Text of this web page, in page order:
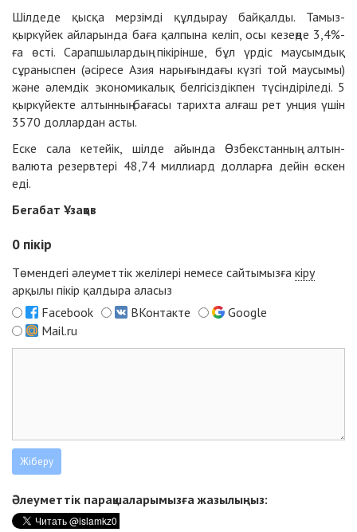
Шілдеде қысқа мерзімді құлдырау байқалды. Тамыз-
қыркүйек айларында баға қалпына келіп, осы кезеңде 3,4%-
ға өсті. Сарапшылардың пікірінше, бұл үрдіс маусымдық
сұраныспен (әсіресе Азия нарығындағы күзгі той маусымы)
және әлемдік экономикалық белгісіздікпен түсіндіріледі. 5
қыркүйекте алтынның бағасы тарихта алғаш рет унция үшін
3570 доллардан асты.
Еске сала кетейік, шілде айында Өзбекстанның алтын-
валюта резервтері 48,74 миллиард долларға дейін өскен
еді.
Бегабат Ұзақов
0 пікір
Төмендегі әлеуметтік желілері немесе сайтымызға кіру
арқылы пікір қалдыра аласыз
Facebook
ВКонтакте
Google
Mail.ru
Әлеуметтік парақшаларымызға жазылыңыз: